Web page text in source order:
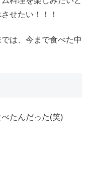
せたい！！！
は、今まで食べた中
たんだった(笑)